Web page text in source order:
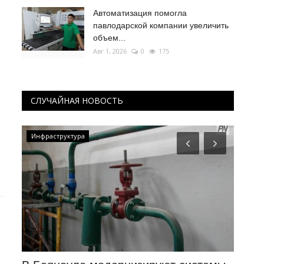
Автоматизация помогла
павлодарской компании увеличить
объем...
Авг 1, 2026 0 175
СЛУЧАЙНАЯ НОВОСТЬ
Инфраструктура